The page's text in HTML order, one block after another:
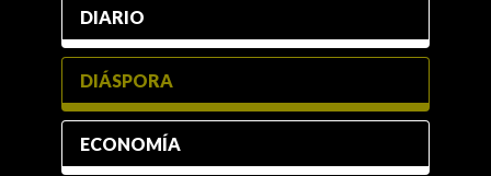
DIARIO
DIÁSPORA
ECONOMÍA